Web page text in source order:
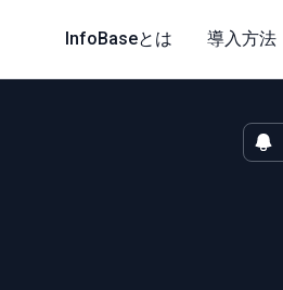
InfoBaseとは 導入方法